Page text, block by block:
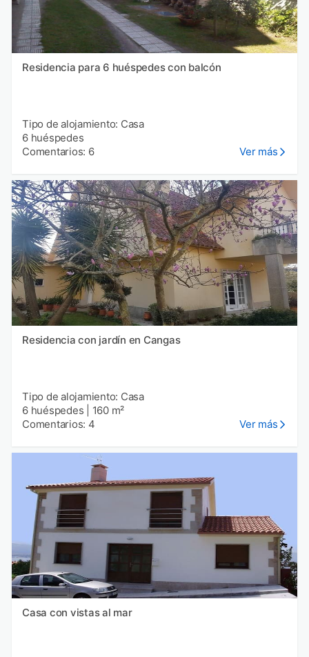
Residencia para 6 huéspedes con balcón
Tipo de alojamiento: Casa
6 huéspedes
Comentarios: 6
Ver más
Residencia con jardín en Cangas
Tipo de alojamiento: Casa
6 huéspedes
160 m²
Comentarios: 4
Ver más
Casa con vistas al mar